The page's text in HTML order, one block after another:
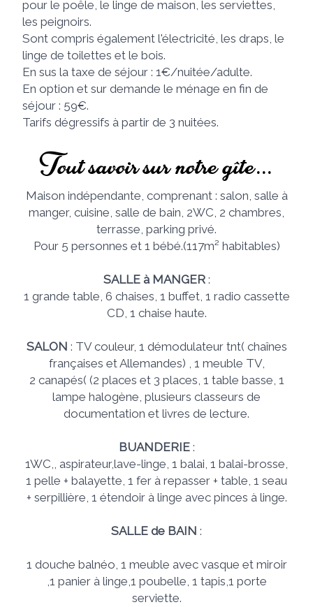
pour le poêle, le linge de maison, les serviettes,
les peignoirs.
Sont compris également l'électricité, les draps, le
linge de toilettes et le bois.
En sus la taxe de séjour : 1€/nuitée/adulte.
En option et sur demande le ménage en fin de
séjour : 59€.
Tarifs dégressifs à partir de 3 nuitées.
Tout savoir sur notre gîte...
Maison indépendante, comprenant : salon, salle à
manger, cuisine, salle de bain, 2WC, 2 chambres,
terrasse, parking privé.
Pour 5 personnes et 1 bébé.(117m² habitables)
SALLE à MANGER:
1 grande table, 6 chaises, 1 buffet, 1 radio cassette
CD, 1 chaise haute.
SALON : TV couleur, 1 démodulateur tnt( chaînes
françaises et Allemandes) , 1 meuble TV,
2 canapés( (2 places et 3 places, 1 table basse, 1
lampe halogène, plusieurs classeurs de
documentation et livres de lecture.
BUANDERIE:
1WC,, aspirateur,lave-linge, 1 balai, 1 balai-brosse,
1 pelle + balayette, 1 fer à repasser + table, 1 seau
+ serpillière, 1 étendoir à linge avec pinces à linge.
SALLE de BAIN :
1 douche balnéo, 1 meuble avec vasque et miroir
,1 panier à linge,1 poubelle, 1 tapis,1 porte
serviette.